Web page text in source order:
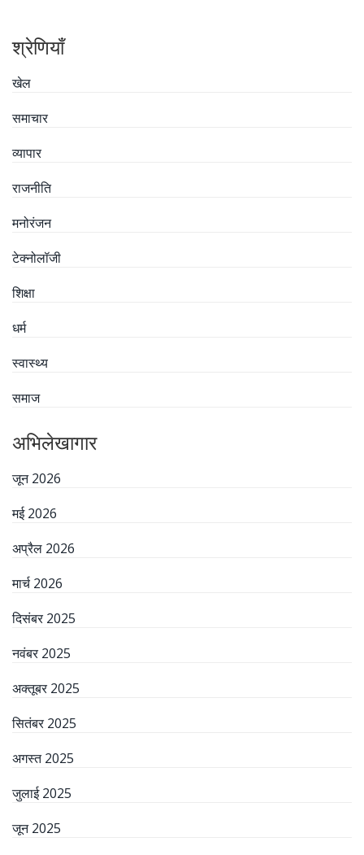
श्रेणियाँ
खेल
समाचार
व्यापार
राजनीति
मनोरंजन
टेक्नोलॉजी
शिक्षा
धर्म
स्वास्थ्य
समाज
अभिलेखागार
जून 2026
मई 2026
अप्रैल 2026
मार्च 2026
दिसंबर 2025
नवंबर 2025
अक्तूबर 2025
सितंबर 2025
अगस्त 2025
जुलाई 2025
जून 2025